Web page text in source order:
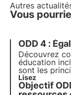
Autres
Vous
ODD 4 :
Découvrez
éducation
sont les
atteindre cet
comment
Lisez
Objectif